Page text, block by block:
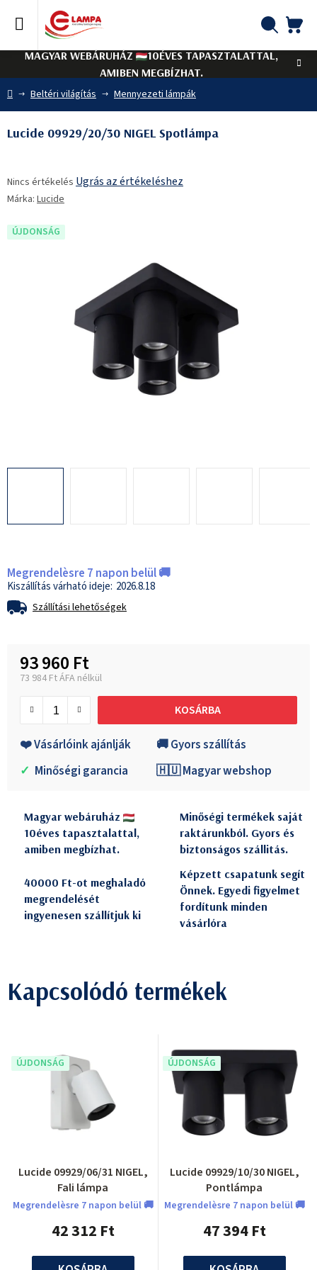
tartalomhoz
MAGYAR WEBÁRUHÁZ
10ÉVES TAPASZTALATTAL,
AMIBEN MEGBÍZHAT.
Kezdőlap
Beltéri világítás Mennyezeti lámpák
Megrendelèsre 7 napon belül 🚚
2026.8.18
Szállítási lehetőségek
93 960 Ft
73 984 Ft ÁFA nélkül
KOSÁRBA
❤️ Vásárlóink ajánlják
🚚 Gyors szállítás
✓ Minőségi garancia 🇭🇺 Magyar webshop
Lucide 09929/20/30 NIGEL Spotlámpa
termék
átlagos
5-
Nincs értékelés Ugrás az értékeléshez
Márka: Lucide
ÚJDONSÁG
Magyar webáruház
10éves tapasztalattal,
amiben megbízhat.
Minőségi termékek saját
raktárunkból. Gyors és
biztonságos szállitás.
40000 Ft-ot meghaladó
megrendelését
ingyenesen szállítjuk ki
Képzett csapatunk segít
Önnek. Egyedi figyelmet
fordítunk minden
vásárlóra
Kapcsolódó termékek
ÚJDONSÁG
Lucide 09929/06/31 NIGEL,
Fali lámpa
Megrendelèsre 7 napon belül 🚚
42 312 Ft
ÚJDONSÁG
Lucide 09929/10/30 NIGEL,
Pontlámpa
Megrendelèsre 7 napon belül 🚚
47 394 Ft